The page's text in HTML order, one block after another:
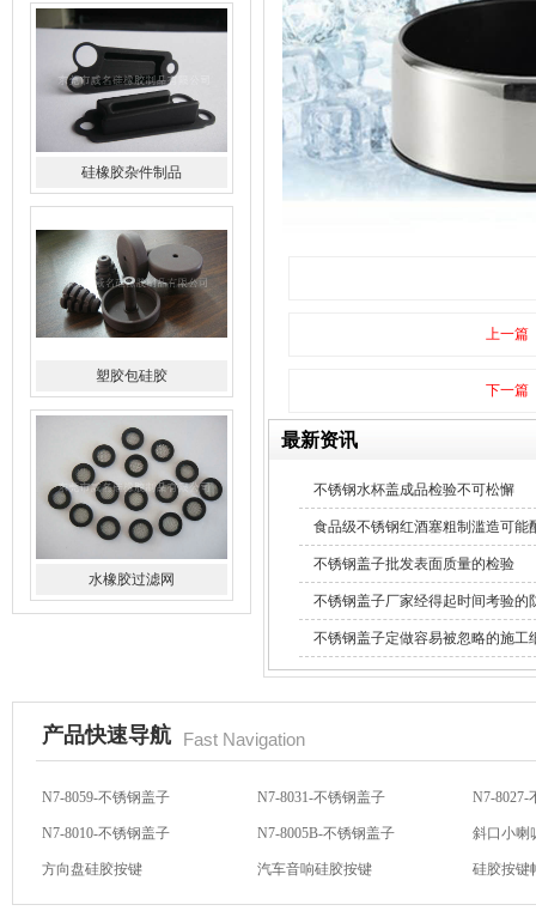
硅橡胶杂件制品
塑胶包硅胶
水橡胶过滤网
上一篇
下一篇
最新资讯
不锈钢水杯盖成品检验不可松懈
食品级不锈钢红酒塞粗制滥造可能
不锈钢盖子批发表面质量的检验
不锈钢盖子厂家经得起时间考验的
不锈钢盖子定做容易被忽略的施工
产品快速导航 Fast Navigation
N7-8059-不锈钢盖子 N7-8031-不锈钢盖子 N7-8027-
N7-8010-不锈钢盖子 N7-8005B-不锈钢盖子 斜口小喇
方向盘硅胶按键 汽车音响硅胶按键 硅胶按键
汽车音响导电硅胶按键 轻触开关硅胶按键 汽车音响